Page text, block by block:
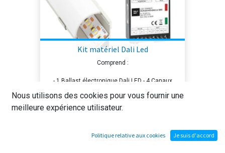
Kit matériel Dali Led
Comprend :
- 1 Ballast électronique Dali LED - 4 Canaux
- 4 Mini LED blanches graduables avec diffuseur
opaque 24VDC (longueur = 50mm)
BESOIN DE FORMATION ?
Nous utilisons des cookies pour vous fournir une
meilleure expérience utilisateur.
Politique relative aux cookies Je suis d'accord